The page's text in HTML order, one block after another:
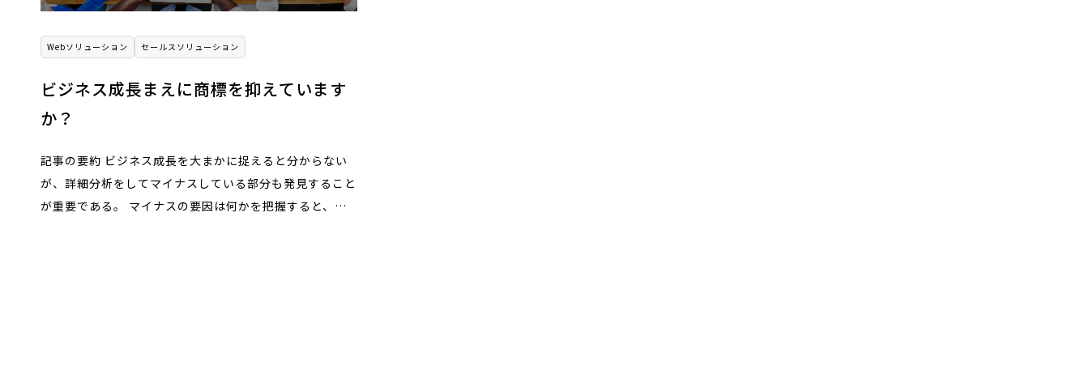
Webソリューション セールスソリューション
ビジネス成長まえに商標を抑えています
か？
記事の要約 ビジネス成長を大まかに捉えると分からない
が、詳細分析をしてマイナスしている部分も発見すること
が重要である。 マイナスの要因は何かを把握すると、競